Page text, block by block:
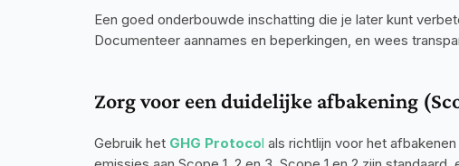
Een goed onderbouwde inschatting die je later kunt
Documenteer aannames en beperkingen, en wees
Zorg voor een duidelijke afbakening
Gebruik het GHG Protocol als richtlijn voor het